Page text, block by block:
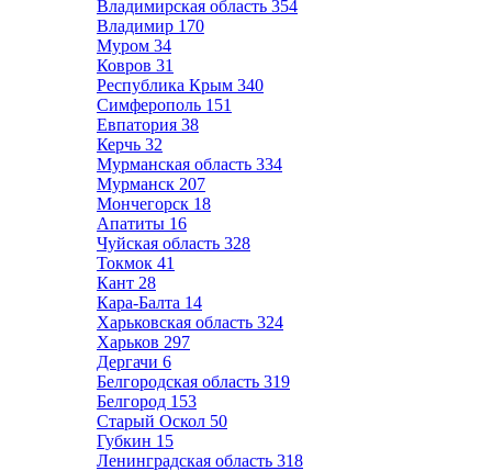
Владимирская область 354
Владимир 170
Муром 34
Ковров 31
Республика Крым 340
Симферополь 151
Евпатория 38
Керчь 32
Мурманская область 334
Мурманск 207
Мончегорск 18
Апатиты 16
Чуйская область 328
Токмок 41
Кант 28
Кара-Балта 14
Харьковская область 324
Харьков 297
Дергачи 6
Белгородская область 319
Белгород 153
Старый Оскол 50
Губкин 15
Ленинградская область 318